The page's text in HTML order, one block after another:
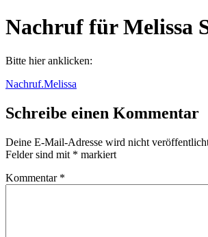
Nachruf für Melissa
Bitte hier anklicken:
Nachruf.Melissa
Schreibe einen Kommentar
Deine E-Mail-Adresse wird nicht
Felder sind mit * markiert
Kommentar *